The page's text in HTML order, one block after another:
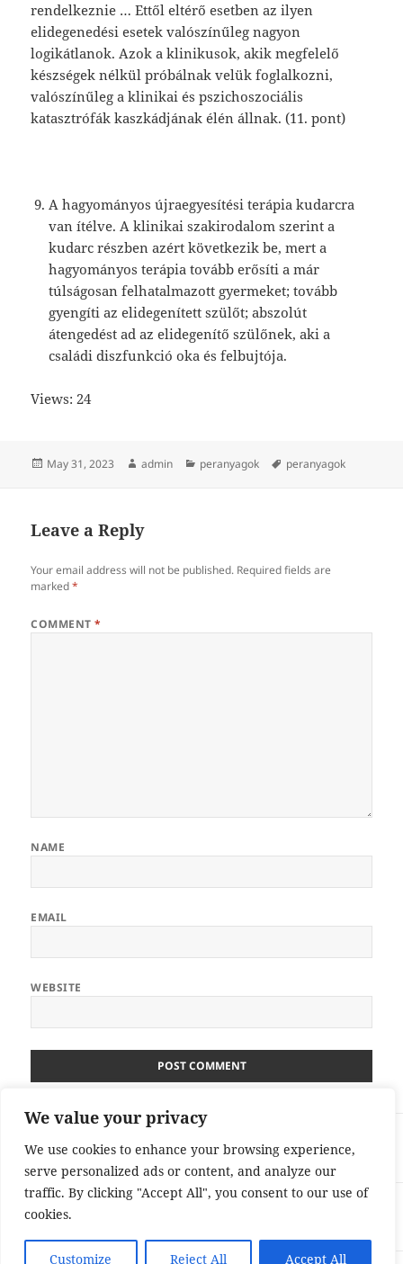
We value your privacy
We use cookies to enhance your browsing experience,
serve personalized ads or content, and analyze our
traffic. By clicking "Accept All", you consent to our use of
cookies.
Customize Reject All Accept All
rendelkeznie … Ettől eltérő esetben az ilyen
elidegenedési esetek valószínűleg nagyon
logikátlanok. Azok a klinikusok, akik megfelelő
készségek nélkül próbálnak velük foglalkozni,
valószínűleg a klinikai és pszichoszociális
katasztrófák kaszkádjának élén állnak. (11. pont)
A hagyományos újraegyesítési terápia kudarcra
van ítélve. A klinikai szakirodalom szerint a
kudarc részben azért következik be, mert a
hagyományos terápia tovább erősíti a már
túlságosan felhatalmazott gyermeket; tovább
gyengíti az elidegenített szülőt; abszolút
átengedést ad az elidegenítő szülőnek, aki a
családi diszfunkció oka és felbujtója.
Views: 24
Posted
May 31, 2023 Author
admin Categories
peranyagok Tags
peranyagok
Leave a Reply
Your email address will not be published. Required fields are
marked*
COMMENT*
NAME
EMAIL
WEBSITE
Post
navigation
Previous
post:
Previous Post
NEXT
Next
post:
Next Post